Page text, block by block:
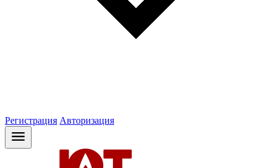
Регистрация Авторизация